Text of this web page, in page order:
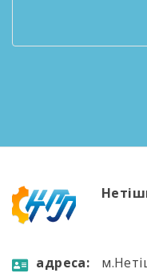
Бабій. На
такі питання:
новий
aдресa: